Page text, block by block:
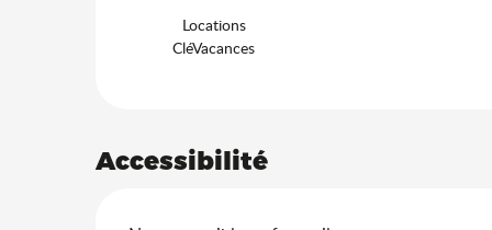
Locations
CléVacances
Accessibilité